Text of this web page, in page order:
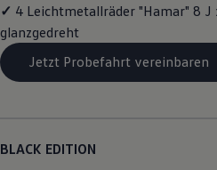
Warn- und
Digitale
Live Beratung
Magazin
✓ 4 Leichtmetallräder "Hamar" 8 J
glanzgedreht
Jetzt Probefahrt vereinbaren
BLACK EDITION